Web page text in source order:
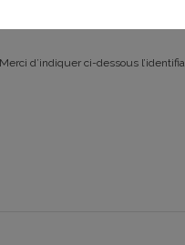
d’indiquer ci-dessous